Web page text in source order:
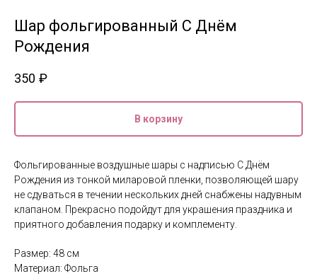
Шар фольгированный С Днём
Рождения
350 ₽
В корзину
Фольгированные воздушные шары с надписью С Днём
Рождения из тонкой миларовой пленки, позволяющей шару
не сдуваться в течении нескольких дней снабжены надувным
клапаном. Прекрасно подойдут для украшения праздника и
приятного добавления подарку и комплементу.
Размер: 48 см
Материал: Фольга